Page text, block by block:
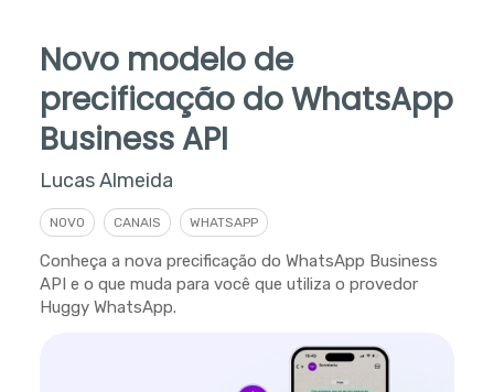
Novo modelo de
precificação do WhatsApp
Business API
Lucas Almeida
NOVO CANAIS WHATSAPP
Conheça a nova precificação do WhatsApp Business
API e o que muda para você que utiliza o provedor
Huggy WhatsApp.